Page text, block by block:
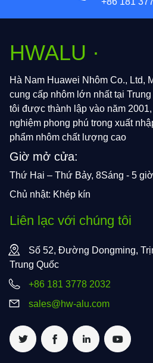
HWALU ·
Hà Nam Huawei Nhôm Co., Ltd,
cung cấp nhôm lớn nhất tại
tôi được thành lập vào năm
nghiệm phong phú trong xuất
phẩm nhôm chất lượng cao
Giờ mở cửa:
Thứ Hai – Thứ Bảy, 8Sáng - 5
Chủ nhật: Khép kín
Liên lạc với chúng tôi
Số 52, Đường Dongming,
Trung Quốc
+86 181 3778 2032
sales@hw-alu.com